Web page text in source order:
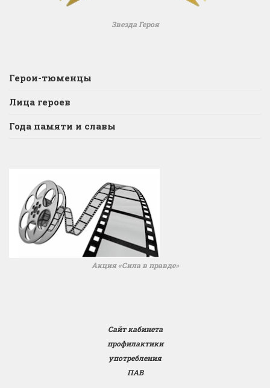
Звезда Героя
Герои-тюменцы
Лица героев
Года памяти и славы
Акция «Сила в правде»
Сайт кабинета
профилактики
употребления
ПАВ